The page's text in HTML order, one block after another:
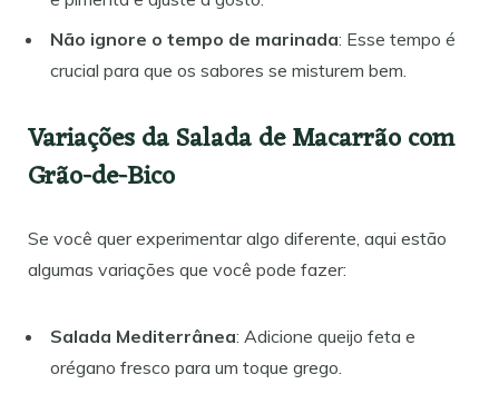
Não ignore o tempo de marinada: Esse tempo é
crucial para que os sabores se misturem bem.
Variações da Salada de Macarrão com
Grão-de-Bico
Se você quer experimentar algo diferente, aqui estão
algumas variações que você pode fazer:
Salada Mediterrânea: Adicione queijo feta e
orégano fresco para um toque grego.